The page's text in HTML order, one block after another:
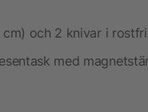
och 2 knivar i
med